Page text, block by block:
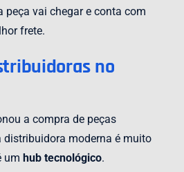
peça vai chegar e conta com
frete.
no
a compra de peças
moderna é muito
um hub tecnológico.